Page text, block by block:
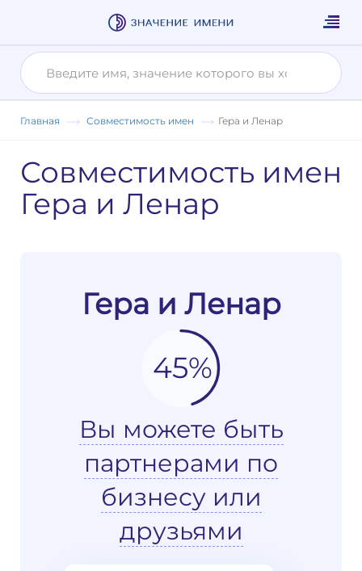
Главная Совместимость имен Гера и Ленар
Совместимость имен
Гера и Ленар
Гера и Ленар
45%
Вы можете быть
партнерами по
бизнесу или
друзьями